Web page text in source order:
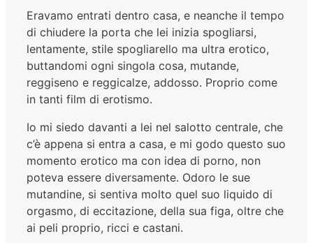
Eravamo entrati dentro casa, e neanche il tempo
di chiudere la porta che lei inizia spogliarsi,
lentamente, stile spogliarello ma ultra erotico,
buttandomi ogni singola cosa, mutande,
reggiseno e reggicalze, addosso. Proprio come
in tanti film di erotismo.
Io mi siedo davanti a lei nel salotto centrale, che
c’è appena si entra a casa, e mi godo questo suo
momento erotico ma con idea di porno, non
poteva essere diversamente. Odoro le sue
mutandine, si sentiva molto quel suo liquido di
orgasmo, di eccitazione, della sua figa, oltre che
ai peli proprio, ricci e castani.